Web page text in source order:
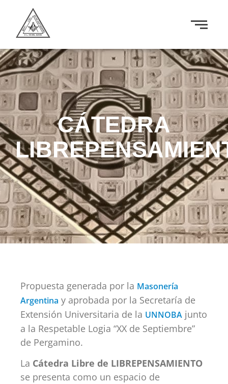
CÁTEDRA
Propuesta generada por la Masonería
Argentina y aprobada por la Secretaría de
Extensión Universitaria de la UNNOBA junto
a la Respetable Logia “XX de Septiembre”
de Pergamino.
La Cátedra Libre de LIBREPENSAMIENTO
se presenta como un espacio de